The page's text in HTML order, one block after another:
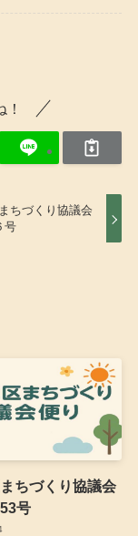
ちづくり協議会
号
ちづくり協議会
号